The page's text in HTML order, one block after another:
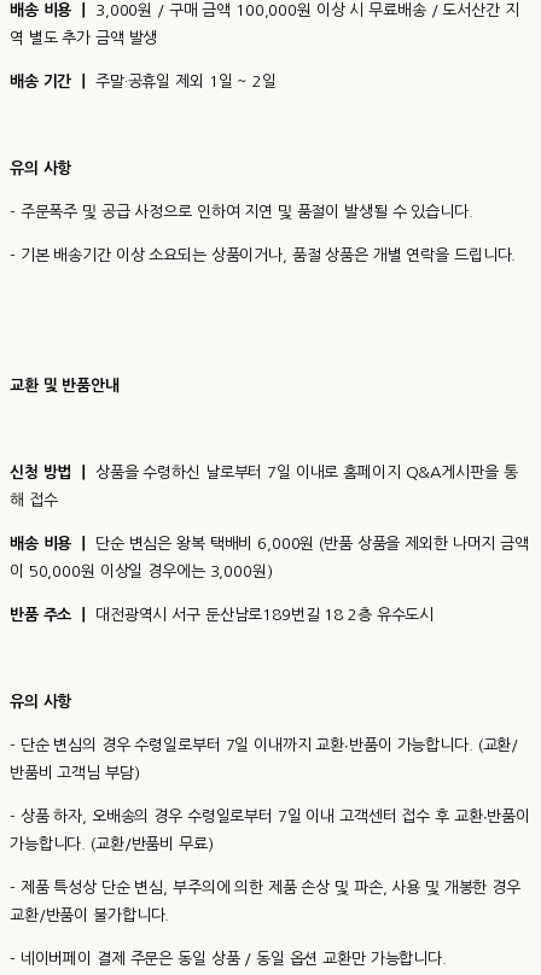
배송 비용 ㅣ 3,000원 / 구매 금액 100,000원 이상 시 무료배송 / 도서산간 지
역 별도 추가 금액 발생
배송 기간 ㅣ 주말·공휴일 제외 1일 ~ 2일
유의 사항
- 주문폭주 및 공급 사정으로 인하여 지연 및 품절이 발생될 수 있습니다.
- 기본 배송기간 이상 소요되는 상품이거나, 품절 상품은 개별 연락을 드립니다.
교환 및 반품안내
신청 방법 ㅣ 상품을 수령하신 날로부터 7일 이내로 홈페이지 Q&A게시판을 통
해 접수
배송 비용 ㅣ
단순 변심은 왕복 택배비 6,000원 (반품 상품을 제외한 나머지 금액
이 50,000원 이상일 경우에는 3,000원)
반품 주소 ㅣ 대전광역시 서구 둔산남로189번길 18 2층 유수도시
유의 사항
- 단순 변심의 경우 수령일로부터 7일 이내까지 교환∙반품이 가능합니다. (교환/
반품비 고객님 부담)
- 상품 하자, 오배송의 경우 수령일로부터 7일 이내 고객센터 접수 후 교환∙반품이
가능합니다. (교환/반품비 무료)
- 제품 특성상 단순 변심, 부주의에 의한 제품 손상 및 파손, 사용 및 개봉한 경우
교환/반품이 불가합니다.
- 네이버페이 결제 주문은 동일 상품 / 동일 옵션 교환만 가능합니다.